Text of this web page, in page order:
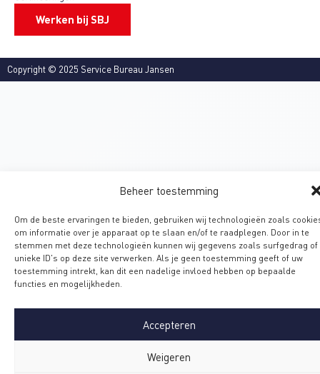
Beheer toestemming
Om de beste ervaringen te bieden, gebruiken wij technologieën zoals
om informatie over je apparaat op te slaan en/of te raadplegen. Door in te
stemmen met deze technologieën kunnen wij gegevens zoals surfgedrag of
unieke ID's op deze site verwerken. Als je geen toestemming geeft of uw
toestemming intrekt, kan dit een nadelige invloed hebben op bepaalde
functies en mogelijkheden.
Accepteren
Weigeren
Werken bij SBJ
Copyright © 2025 Service Bureau Jansen